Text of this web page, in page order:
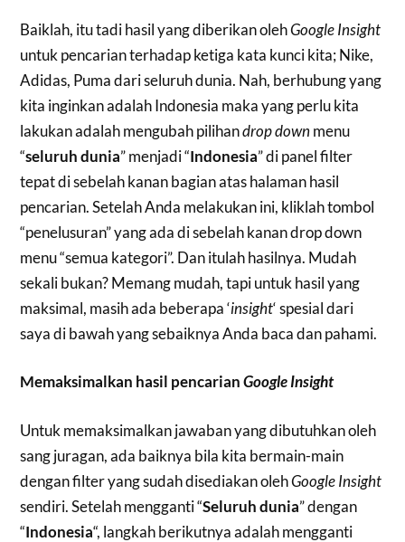
Baiklah, itu tadi hasil yang diberikan olehGoogle Insight
untuk pencarian terhadap ketiga kata kunci kita; Nike,
Adidas, Puma dari seluruh dunia. Nah, berhubung yang
kita inginkan adalah Indonesia maka yang perlu kita
lakukan adalah mengubah pilihandrop downmenu
“seluruh dunia” menjadi “Indonesia” di panel filter
tepat di sebelah kanan bagian atas halaman hasil
pencarian. Setelah Anda melakukan ini, kliklah tombol
“penelusuran” yang ada di sebelah kanan drop down
menu “semua kategori”. Dan itulah hasilnya. Mudah
sekali bukan? Memang mudah, tapi untuk hasil yang
maksimal, masih ada beberapa ‘insight‘ spesial dari
saya di bawah yang sebaiknya Anda baca dan pahami.
Memaksimalkan hasil pencarianGoogle Insight
Untuk memaksimalkan jawaban yang dibutuhkan oleh
sang juragan, ada baiknya bila kita bermain-main
dengan filter yang sudah disediakan olehGoogle Insight
sendiri. Setelah mengganti “Seluruh dunia” dengan
“Indonesia“, langkah berikutnya adalah mengganti